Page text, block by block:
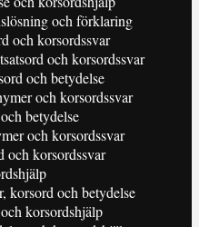
och förklaring
och korsordssvar
och korsordssvar
och betydelse
och korsordssvar
betydelse
och korsordssvar
och korsordssvar
korsord och betydelse
korsordshjälp